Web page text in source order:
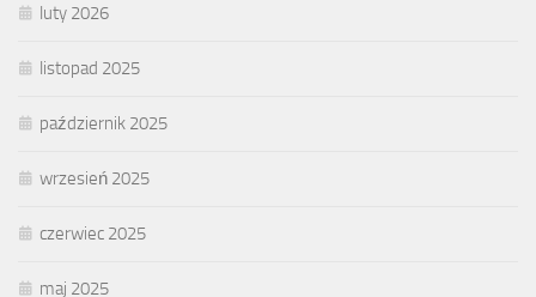
luty 2026
listopad 2025
październik 2025
wrzesień 2025
czerwiec 2025
maj 2025